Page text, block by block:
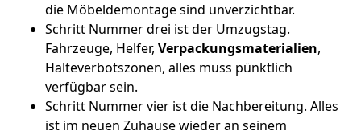
die Möbeldemontage sind unverzichtbar.
Schritt Nummer drei ist der Umzugstag.
Fahrzeuge, Helfer, Verpackungsmaterialien,
Halteverbotszonen, alles muss pünktlich
verfügbar sein.
Schritt Nummer vier ist die Nachbereitung. Alles
ist im neuen Zuhause wieder an seinem